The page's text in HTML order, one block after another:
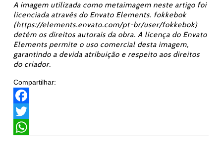
A imagem utilizada como metaimagem neste artigo foi
licenciada através do Envato Elements. fokkebok
(https://elements.envato.com/pt-br/user/fokkebok)
detém os direitos autorais da obra. A licença do Envato
Elements permite o uso comercial desta imagem,
garantindo a devida atribuição e respeito aos direitos
do criador.
Compartilhar:
F
aT